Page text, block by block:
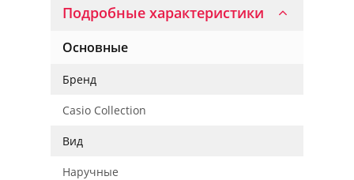
Подробные характеристики
Основные
Бренд
Casio Collection
Вид
Наручные